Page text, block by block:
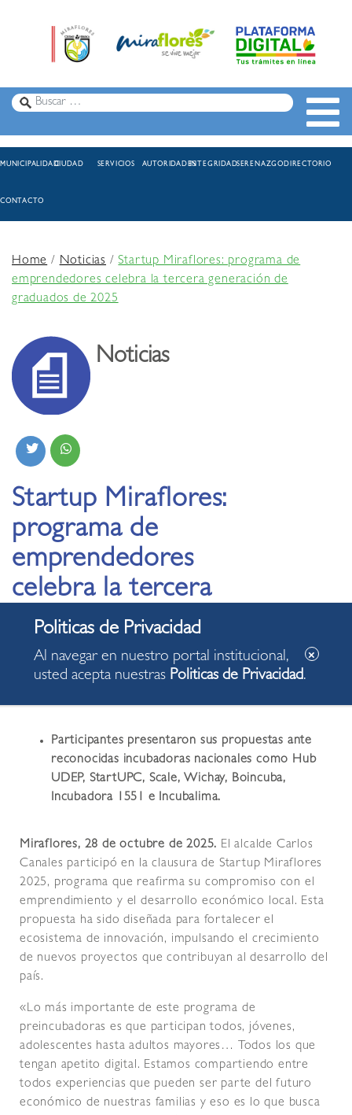
MUNICIPALIDADCIUDAD SERVICIOS AUTORIDADESINTEGRIDADSERENAZGODIRECTORIO
CONTACTO
Home/Noticias /Startup Miraflores: programa de
emprendedores celebra la tercera generación de
graduados de 2025
Noticias
Startup Miraflores:
programa de
emprendedores
celebra la tercera
generación de
graduados de 2025
Participantes presentaron sus propuestas ante
reconocidas incubadoras nacionales como Hub
UDEP, StartUPC, Scale, Wichay, Boincuba,
Incubadora 1551 e Incubalima.
Miraflores, 28 de octubre de 2025. El alcalde Carlos
Canales participó en la clausura de Startup Miraflores
2025, programa que reafirma su compromiso con el
emprendimiento y el desarrollo económico local. Esta
propuesta ha sido diseñada para fortalecer el
ecosistema de innovación, impulsando el crecimiento
de nuevos proyectos que contribuyan al desarrollo del
país.
«Lo más importante de este programa de
preincubadoras es que participan todos, jóvenes,
adolescentes hasta adultos mayores… Todos los que
tengan apetito digital. Estamos compartiendo entre
todos experiencias que pueden ser parte del futuro
económico de nuestras familias y eso es lo que busca
Al navegar en nuestro portal institucional,
usted acepta nuestras Politicas de Privacidad.